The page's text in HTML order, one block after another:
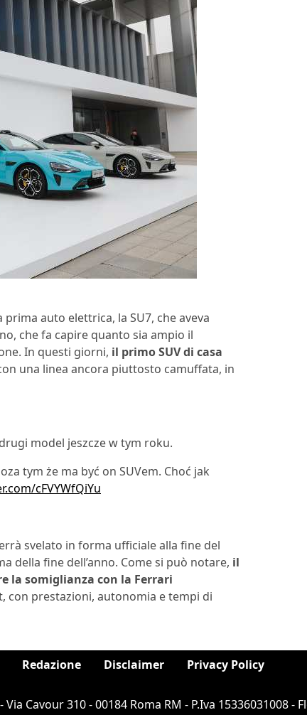
auto elettrica, la SU7, che aveva
che fa capire quanto sia ampio il
In questi giorni, il primo SUV di casa
una linea ancora piuttosto camuffata, in
model jeszcze w tym roku.
tym że ma być on SUVem. Choć jak
cFVYWfQiYu
svelato in forma ufficiale alla fine del
della fine dell’anno. Come si può notare, il
la somiglianza con la Ferrari
con prestazioni, autonomia e tempi di
Redazione Disclaimer Privacy Policy
Cavour 310 - 00184 Roma RM - P.Iva 15336031008